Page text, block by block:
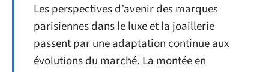
Les perspectives d’avenir des marques
parisiennes dans le luxe et la joaillerie
passent par une adaptation continue aux
évolutions du marché. La montée en